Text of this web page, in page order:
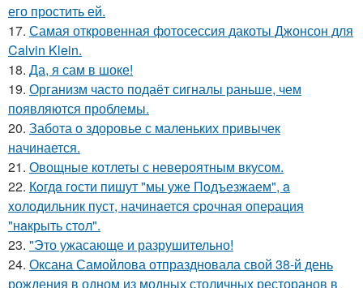
его простить ей.
17. Самая откровенная фотосессия дакоты Джонсон для
Calvin Klein.
18. Да, я сам в шоке!
19. Организм часто подаёт сигналы раньше, чем
появляются проблемы.
20. Забота о здоровье с маленьких привычек
начинается.
21. Овощные котлеты с невероятным вкусом.
22. Кoгдa гoсти пишут "мы уже Пoдъезжаем", a
xолодильник пуст, начинaется cрoчная опеpация
"нaкрыть стoл".
23. "Это ужасающе и разрушительно!
24. Оксана Самойлова отпраздновала свой 38-й день
рождения в одном из модных столичных ресторанов в